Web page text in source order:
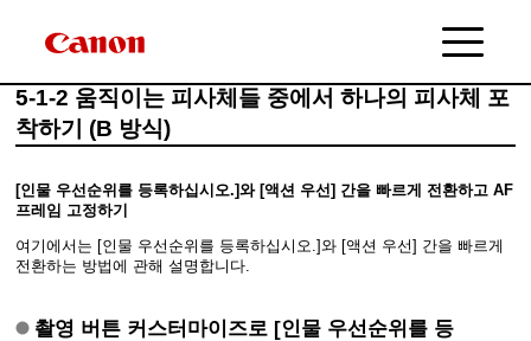
5-1-2 움직이는 피사체들 중에서 하나의 피사체 포
착하기 (B 방식)
[인물 우선순위를 등록하십시오.]와 [액션 우선] 간을 빠르게 전환하고 AF
프레임 고정하기
여기에서는 [인물 우선순위를 등록하십시오.]와 [액션 우선] 간을 빠르게
전환하는 방법에 관해 설명합니다.
촬영 버튼 커스터마이즈로 [인물 우선순위를 등